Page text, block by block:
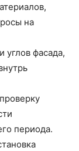
на
углов фасада,
периода.